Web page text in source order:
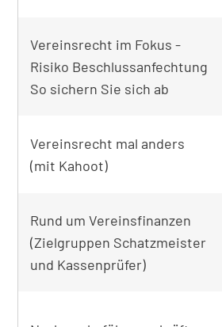
Vereinsrecht im Fokus -
Risiko Beschlussanfechtung
So sichern Sie sich ab
Vereinsrecht mal anders
(mit Kahoot)
Rund um Vereinsfinanzen
(Zielgruppen Schatzmeister
und Kassenprüfer)